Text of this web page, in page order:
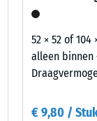
52 × 52 of 104
alleen
€ 9,80 /